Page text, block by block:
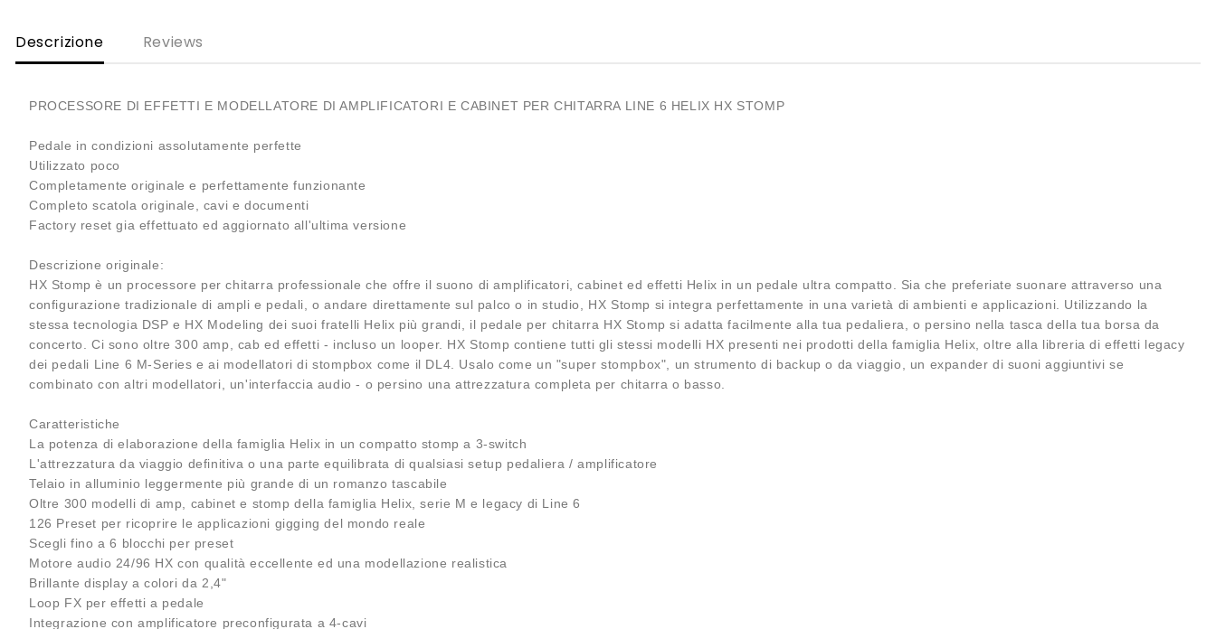
Descrizione Reviews
PROCESSORE DI EFFETTI E MODELLATORE DI AMPLIFICATORI E CABINET PER CHITARRA LINE 6 HELIX HX STOMP
Pedale in condizioni assolutamente perfette
Utilizzato poco
Completamente originale e perfettamente funzionante
Completo scatola originale, cavi e documenti
Factory reset gia effettuato ed aggiornato all'ultima versione
Descrizione originale:
HX Stomp è un processore per chitarra professionale che offre il suono di amplificatori, cabinet ed effetti Helix in un pedale ultra compatto. Sia che preferiate suonare attraverso una
configurazione tradizionale di ampli e pedali, o andare direttamente sul palco o in studio, HX Stomp si integra perfettamente in una varietà di ambienti e applicazioni. Utilizzando la
stessa tecnologia DSP e HX Modeling dei suoi fratelli Helix più grandi, il pedale per chitarra HX Stomp si adatta facilmente alla tua pedaliera, o persino nella tasca della tua borsa da
concerto. Ci sono oltre 300 amp, cab ed effetti - incluso un looper. HX Stomp contiene tutti gli stessi modelli HX presenti nei prodotti della famiglia Helix, oltre alla libreria di effetti legacy
dei pedali Line 6 M-Series e ai modellatori di stompbox come il DL4. Usalo come un "super stompbox", un strumento di backup o da viaggio, un expander di suoni aggiuntivi se
combinato con altri modellatori, un'interfaccia audio - o persino una attrezzatura completa per chitarra o basso.
Caratteristiche
La potenza di elaborazione della famiglia Helix in un compatto stomp a 3-switch
L'attrezzatura da viaggio definitiva o una parte equilibrata di qualsiasi setup pedaliera / amplificatore
Telaio in alluminio leggermente più grande di un romanzo tascabile
Oltre 300 modelli di amp, cabinet e stomp della famiglia Helix, serie M e legacy di Line 6
126 Preset per ricoprire le applicazioni gigging del mondo reale
Scegli fino a 6 blocchi per preset
Motore audio 24/96 HX con qualità eccellente ed una modellazione realistica
Brillante display a colori da 2,4"
Loop FX per effetti a pedale
Integrazione con amplificatore preconfigurata a 4-cavi